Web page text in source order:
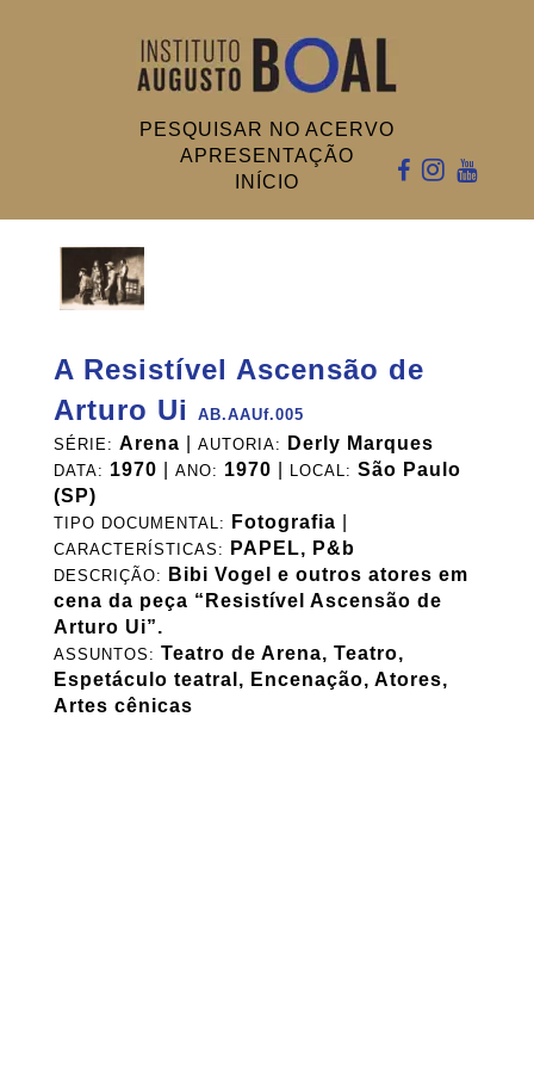
PESQUISAR NO ACERVO
APRESENTAÇÃO
INÍCIO
A Resistível Ascensão de
Arturo Ui
AB.AAUf.005
SÉRIE: Arena AUTORIA: Derly Marques
DATA: 1970 ANO: 1970 LOCAL: São Paulo
(SP)
TIPO DOCUMENTAL: Fotografia
CARACTERÍSTICAS: PAPEL, P&b
DESCRIÇÃO:
Bibi Vogel e outros atores em
cena da peça “Resistível Ascensão de
Arturo Ui”.
ASSUNTOS: Teatro de Arena, Teatro,
Espetáculo teatral, Encenação, Atores,
Artes cênicas